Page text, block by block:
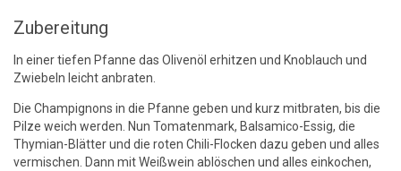
Zubereitung
In einer tiefen Pfanne das Olivenöl erhitzen und Knoblauch und
Zwiebeln leicht anbraten.
Die Champignons in die Pfanne geben und kurz mitbraten, bis die
Pilze weich werden. Nun Tomatenmark, Balsamico-Essig, die
Thymian-Blätter und die roten Chili-Flocken dazu geben und alles
vermischen. Dann mit Weißwein ablöschen und alles einkochen,